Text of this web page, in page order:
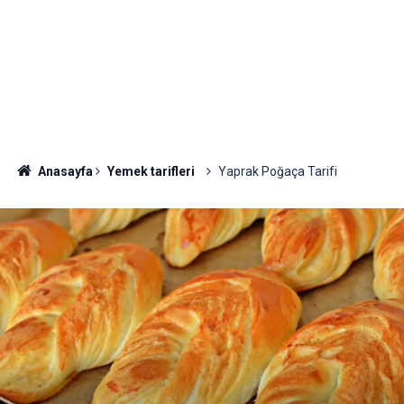
Anasayfa Yemek tarifleri Yaprak Poğaça Tarifi